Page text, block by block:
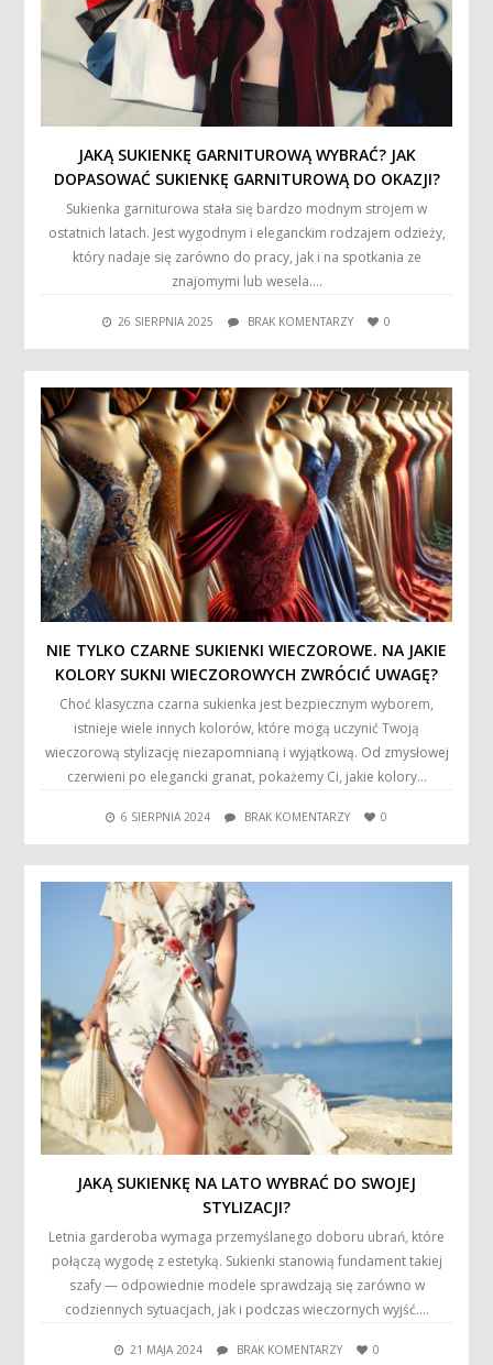
JAKĄ SUKIENKĘ GARNITUROWĄ WYBRAĆ? JAK
DOPASOWAĆ SUKIENKĘ GARNITUROWĄ DO OKAZJI?
Sukienka garniturowa stała się bardzo modnym strojem w
ostatnich latach. Jest wygodnym i eleganckim rodzajem odzieży,
który nadaje się zarówno do pracy, jak i na spotkania ze
znajomymi lub wesela….
26 SIERPNIA 2025 BRAK KOMENTARZY 0
NIE TYLKO CZARNE SUKIENKI WIECZOROWE. NA JAKIE
KOLORY SUKNI WIECZOROWYCH ZWRÓCIĆ UWAGĘ?
Choć klasyczna czarna sukienka jest bezpiecznym wyborem,
istnieje wiele innych kolorów, które mogą uczynić Twoją
wieczorową stylizację niezapomnianą i wyjątkową. Od zmysłowej
czerwieni po elegancki granat, pokażemy Ci, jakie kolory…
6 SIERPNIA 2024 BRAK KOMENTARZY 0
JAKĄ SUKIENKĘ NA LATO WYBRAĆ DO SWOJEJ
STYLIZACJI?
Letnia garderoba wymaga przemyślanego doboru ubrań, które
połączą wygodę z estetyką. Sukienki stanowią fundament takiej
szafy — odpowiednie modele sprawdzają się zarówno w
codziennych sytuacjach, jak i podczas wieczornych wyjść….
21 MAJA 2024 BRAK KOMENTARZY 0